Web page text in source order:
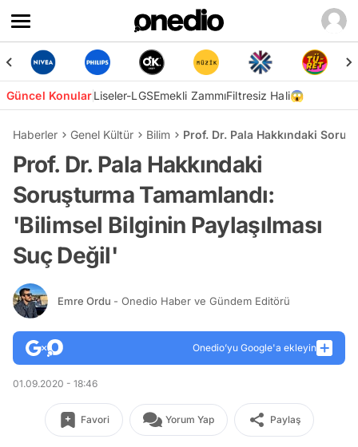
Güncel KonularLiseler-LGSEmekli ZammıFiltresiz Hali😱
Haberler Genel Kültür Bilim Prof. Dr. Pala Hakkındaki
Prof. Dr. Pala Hakkındaki
Soruşturma Tamamlandı:
'Bilimsel Bilginin Paylaşılması
Suç Değil'
Emre Ordu - Onedio Haber ve Gündem Editörü
Onedio’yu Google'a ekleyin
01.09.2020 - 18:46
Favori Yorum Yap Paylaş